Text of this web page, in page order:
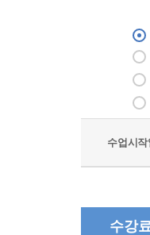
수업시작
수강료